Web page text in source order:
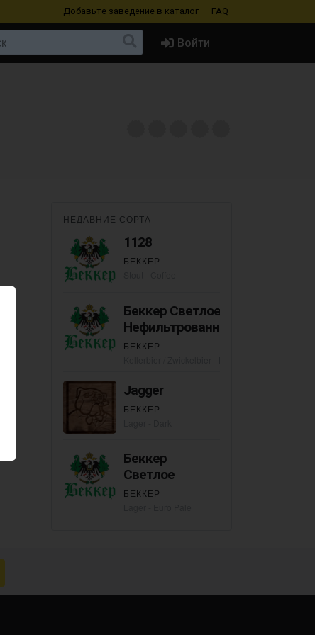
Добавьте заведение в каталог FAQ
Войти
НЕДАВНИЕ СОРТА
1128
БЕККЕР
Беккер Светлое
Нефильтрованное
БЕККЕР
Jagger
БЕККЕР
Беккер
Светлое
БЕККЕР